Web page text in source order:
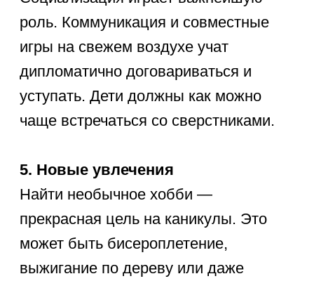
15. Собрать коллекцию необычных
гладких камней на пляже или в парке.
16. Построить настоящий шалаш
17. Провести вечер на улице
с фонариками и страшными
историями.
18. Сделать кормушку для птиц
19. Найти и изучить созвездия
на темном вечернем небе.
20. Пускать гигантские мыльные
пузыри (смесь воды и глицерина).
Творчество и эксперименты:
21. Сделать тягучего лизуна (слайм)